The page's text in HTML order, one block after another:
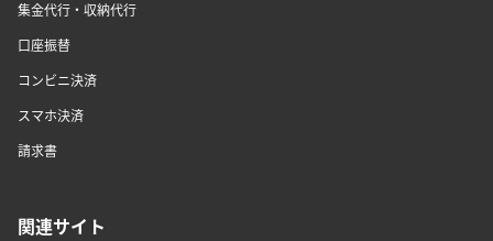
集金代行・収納代行
口座振替
コンビニ決済
スマホ決済
請求書
関連サイト